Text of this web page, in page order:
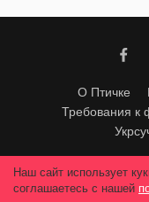
О Птичке
Требования к
Любое использование
Наш сайт использует
соглашаетесь с нашей